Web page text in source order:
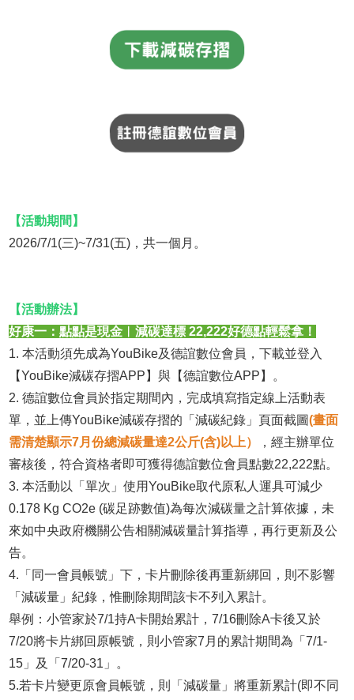
【活動期間】
2026/7/1(三)~7/31(五)，共一個月。
【活動辦法】
好康一：點點是現金︱減碳達標 22,222好德點輕鬆拿！
1. 本活動須先成為YouBike及德誼數位會員，下載並登入
【YouBike減碳存摺APP】與【德誼數位APP】。
2. 德誼數位會員於指定期間內，完成填寫指定線上活動表
單，並上傳YouBike減碳存摺的「減碳紀錄」頁面截圖(畫面
需清楚顯示7月份總減碳量達2公斤(含)以上）
，經主辦單位
審核後，符合資格者即可獲得德誼數位會員點數22,222點。
3. 本活動以「單次」使用YouBike取代原私人運具可減少
0.178 Kg CO2e (碳足跡數值)為每次減碳量之計算依據，未
來如中央政府機關公告相關減碳量計算指導，再行更新及公
告。
4.「同一會員帳號」下，卡片刪除後再重新綁回，則不影響
「減碳量」紀錄，惟刪除期間該卡不列入累計。
舉例：小管家於7/1持A卡開始累計，7/16刪除A卡後又於
7/20將卡片綁回原帳號，則小管家7月的累計期間為「7/1-
15」及「7/20-31」。
5.若卡片變更原會員帳號，則「減碳量」將重新累計(即不同